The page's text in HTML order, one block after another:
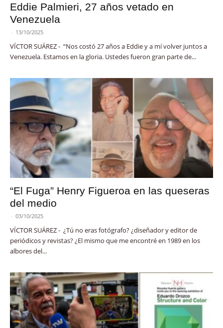
Eddie Palmieri, 27 años vetado en
Venezuela
- 13/10/2025
VÍCTOR SUÁREZ - “Nos costó 27 años a Eddie y a mí volver juntos a
Venezuela. Estamos en la gloria. Ustedes fueron gran parte de...
“El Fuga” Henry Figueroa en las queseras
del medio
- 03/10/2025
VÍCTOR SUÁREZ - ¿Tú no eras fotógrafo? ¿diseñador y editor de
periódicos y revistas? ¿El mismo que me encontré en 1989 en los
albores del...